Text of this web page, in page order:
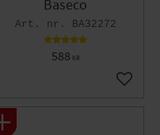
favoriter
Baseco
BA32272
588 KR
Lägg